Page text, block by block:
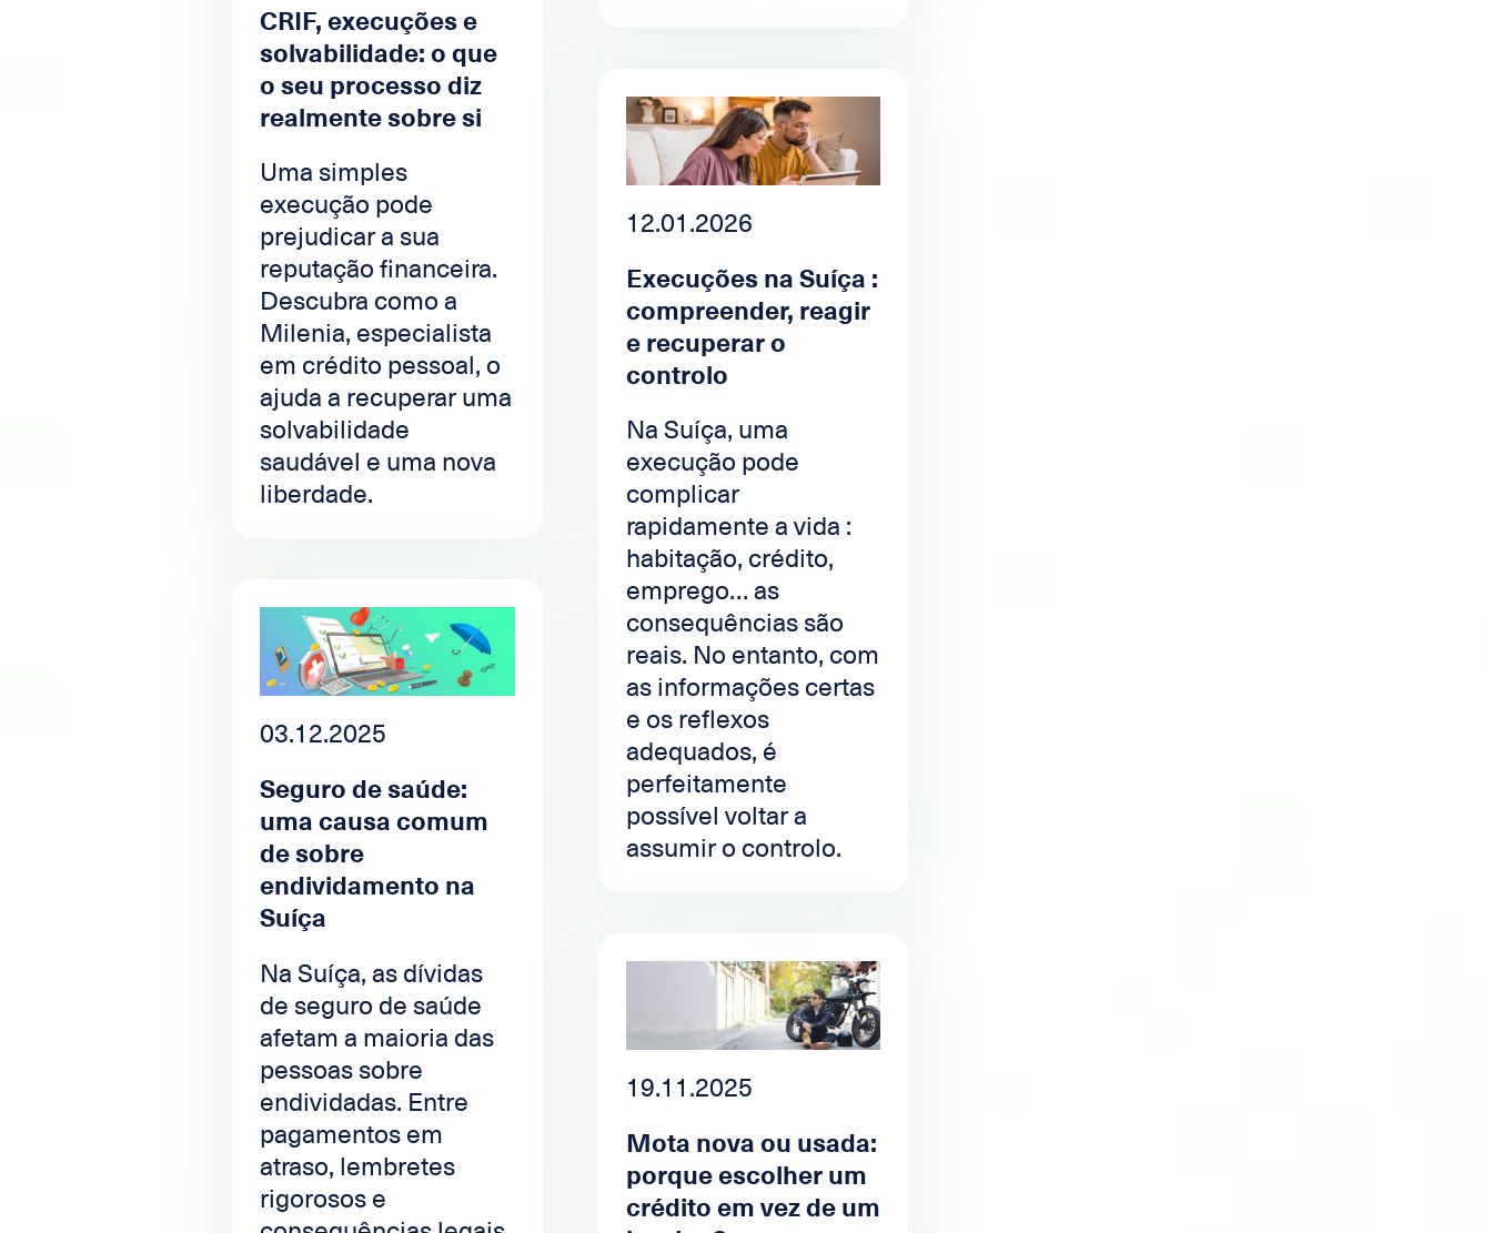
CRIF, execuções e
solvabilidade: o que
o seu processo diz
realmente sobre si
Uma simples
execução pode
prejudicar a sua
reputação financeira.
Descubra como a
Milenia, especialista
em crédito pessoal, o
ajuda a recuperar uma
solvabilidade
saudável e uma nova
liberdade.
12.01.2026
Execuções na Suíça :
compreender, reagir
e recuperar o
controlo
Na Suíça, uma
execução pode
complicar
rapidamente a vida :
habitação, crédito,
emprego… as
consequências são
reais. No entanto, com
as informações certas
e os reflexos
adequados, é
perfeitamente
possível voltar a
assumir o controlo.
03.12.2025
Seguro de saúde:
uma causa comum
de sobre
endividamento na
Suíça
Na Suíça, as dívidas
de seguro de saúde
afetam a maioria das
pessoas sobre
endividadas. Entre
pagamentos em
atraso, lembretes
rigorosos e
19.11.2025
Mota nova ou usada:
porque escolher um
crédito em vez de um